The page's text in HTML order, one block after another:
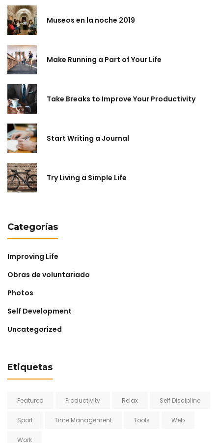
Museos en la noche 2019
Make Running a Part of Your Life
Take Breaks to Improve Your Productivity
Start Writing a Journal
Try Living a Simple Life
Categorías
Improving Life
Obras de voluntariado
Photos
Self Development
Uncategorized
Etiquetas
Featured Productivity Relax Self Discipline
Sport Time Management Tools Web
Work